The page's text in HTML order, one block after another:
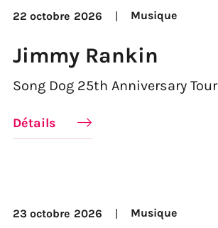
22 octobre 2026 Musique
Jimmy Rankin
Song Dog 25th Anniversary Tour
Détails
23 octobre 2026 Musique